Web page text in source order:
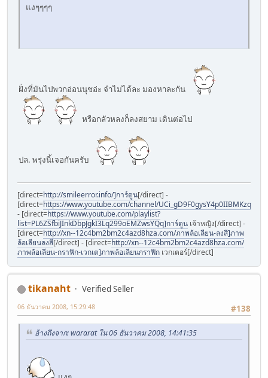
แงๆๆๆๆ
ฝั่งที่มันไปพวกอ่อนนุชอ่ะ จำไม่ได้ละ มองหาละกัน
หรือกลัวหลงก็ลงสยาม เดินต่อไป
ปล. พรุ่งนี้เจอกันครับ
[direct=http://smileerror.info/]การ์ตูน[/direct] -
[direct=https://www.youtube.com/channel/UCi_gD9F0gysY4p0IIBMKzqQ]ก
- [direct=https://www.youtube.com/playlist?
list=PL6ZSfbiJInkDbpJgkI3Lq299oEMZwsYQq]การ์ตูน เจ้าหญิง[/direct] -
[direct=http://xn--12c4bm2bm2c4azd8hza.com/ภาพล้อเลียน-ลงสี]ภาพ
ล้อเลียนลงสี[/direct] - [direct=http://xn--12c4bm2bm2c4azd8hza.com/
ภาพล้อเลียน-กราฟิก-เวกเต]ภาพล้อเลียนกราฟิก เวกเตอร์[/direct]
tikanaht
Verified Seller
#138
06 ธันวาคม 2008, 15:29:48
อ้างถึงจาก: wararat ใน 06 ธันวาคม 2008, 14:41:35